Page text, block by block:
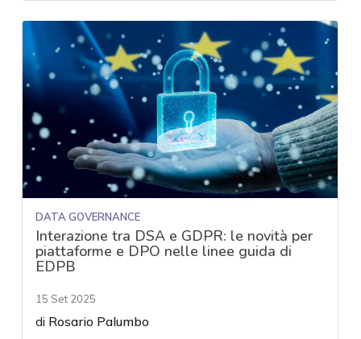
DATA GOVERNANCE
Interazione tra DSA e GDPR: le novità per
piattaforme e DPO nelle linee guida di
EDPB
15 Set 2025
di Rosario Palumbo